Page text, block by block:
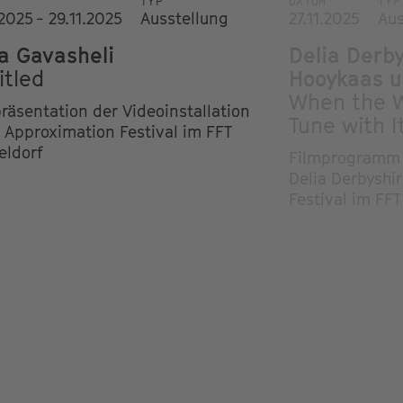
- 29.11.2025 Ausstellung
Gavasheli
der Videoinstallation
Approximation Festival im FFT